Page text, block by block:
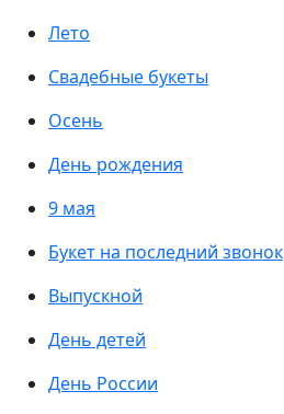
Лето
Свадебные букеты
Осень
День рождения
9 мая
Букет на последний звонок
Выпускной
День детей
День России